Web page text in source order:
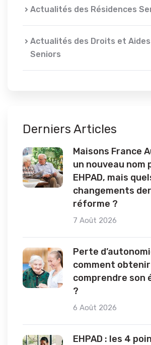
Actualités des Résidences
Actualités des Droits et
Seniors
Derniers Articles
Maisons France
un nouveau nom
EHPAD, mais
changements
réforme ?
7 Août 2026
Perte
comment obtenir
comprendre son
?
6 Août 2026
EHPAD : les 4